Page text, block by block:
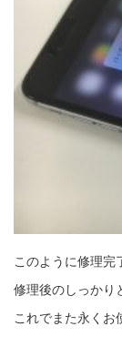
このように修理完
修理後のしっかり
これでまた永くお